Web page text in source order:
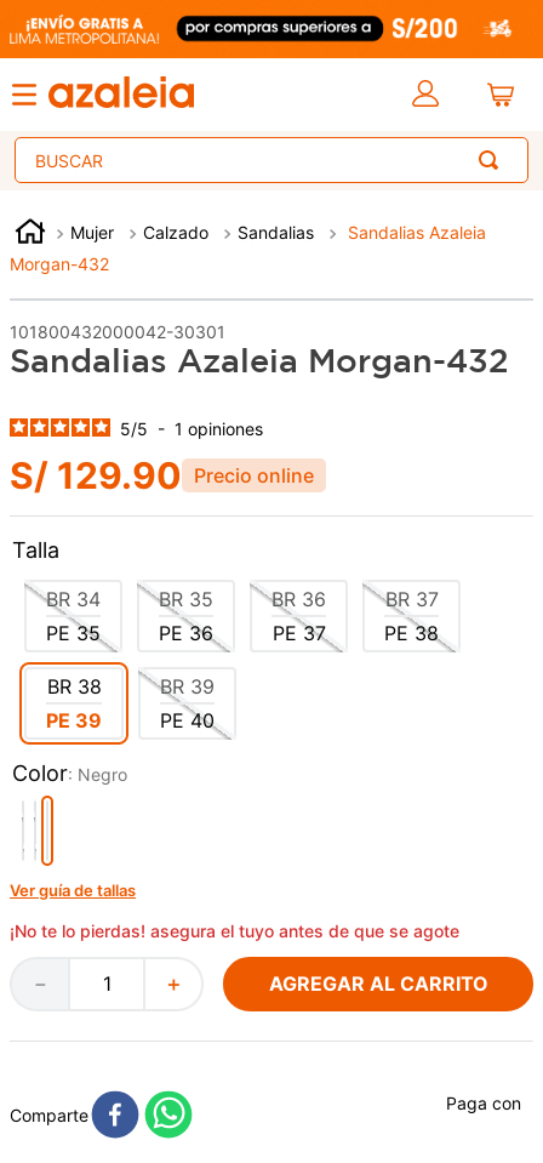
Buscar
Mujer Calzado Sandalias
Sandalias Azaleia
Morgan-432
101800432000042-30301
Sandalias Azaleia Morgan-432
5/5 - 1 opiniones
S/ 129.90
Talla
BR 34
PE35
BR 35
PE36
BR 36
PE37
BR 37
PE38
BR 38
PE 39
BR 39
PE40
Color: Negro
Ver guía de tallas
¡No te lo pierdas! asegura el tuyo antes de que se agote
＋
－ AGREGAR AL CARRITO
Comparte
Paga con